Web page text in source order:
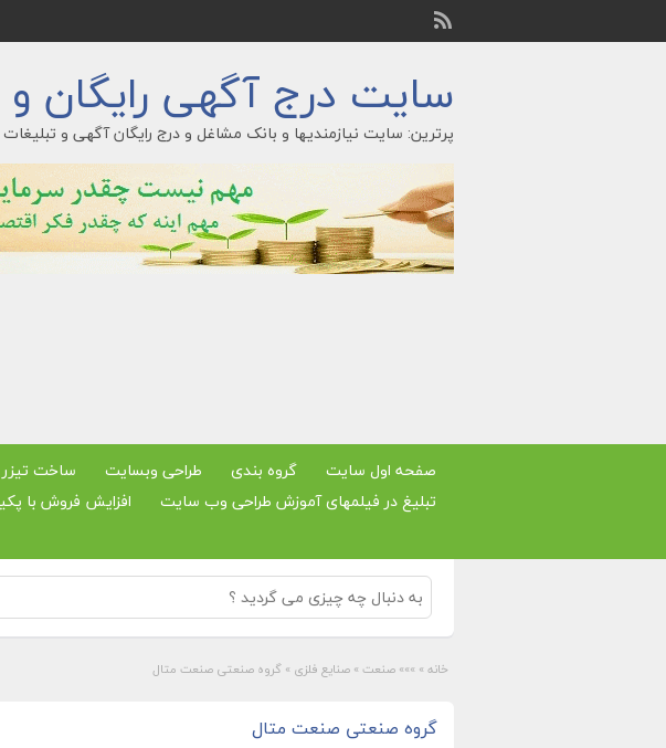
سایت درج آگهی رایگان و
پرترین: سایت نیازمندیها و بانک مشاغل و درج رایگان آگهی و تبلیغات
صفحه اول سایت گروه بندی طراحی وبسایت ساخت تیزر
تبلیغ در فیلمهای آموزش طراحی وب سایت
افزایش فروش با پکیج
خانه » »»» صنعت » صنایع فلزی » گروه صنعتی صنعت متال
گروه صنعتی صنعت متال